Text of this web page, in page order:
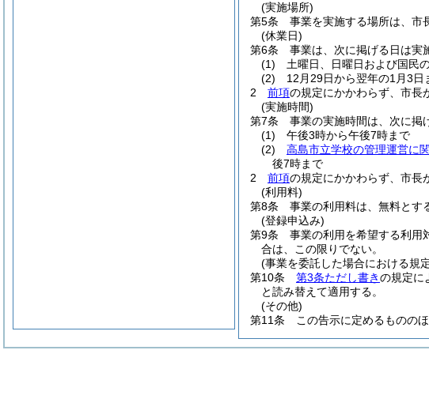
(実施場所)
第5条
事業を実施する場所は、市
(休業日)
第6条
事業は、次に掲げる日は実
(1)
土曜日、日曜日および国民
(2)
12月29日から翌年の1月3日
2
前項の規定にかかわらず、市長
(実施時間)
第7条
事業の実施時間は、次に掲
(1)
午後3時から午後7時まで
(2)
高島市立学校の管理運営に
後7時まで
2
前項の規定にかかわらず、市長
(利用料)
第8条
事業の利用料は、無料とす
(登録申込み)
第9条
事業の利用を希望する利用
合は、この限りでない。
(事業を委託した場合における規
第10条
第3条ただし書きの規定に
と読み替えて適用する。
(その他)
第11条
この告示に定めるものの